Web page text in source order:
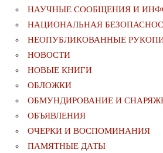
НАУЧНЫЕ СООБЩЕНИЯ И
НАЦИОНАЛЬНАЯ
НЕОПУБЛИКОВАННЫЕ
НОВОСТИ
НОВЫЕ КНИГИ
ОБЛОЖКИ
ОБМУНДИРОВАНИЕ И
ОБЪЯВЛЕНИЯ
ОЧЕРКИ И ВОСПОМИНАНИЯ
ПАМЯТНЫЕ ДАТЫ